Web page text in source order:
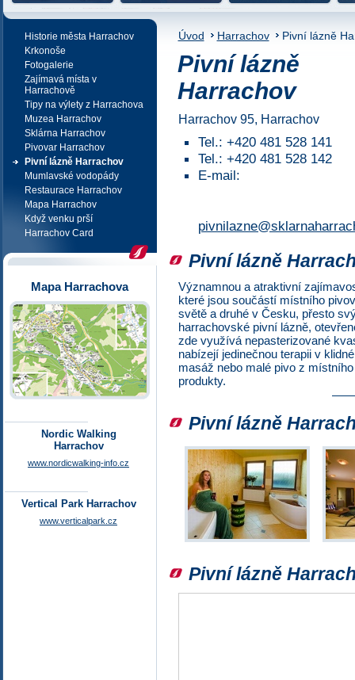
Úvod Harrachov Pivní lázně
Pivní lázně
Harrachov
Harrachov 95, Harrachov
Tel.: +420 481 528 141
Tel.: +420 481 528 142
E-mail:
Pivní lázně
Významnou a atraktivní
které jsou součástí místního
světě a druhé v Česku, přesto
harrachovské pivní lázně,
zde využívá nepasterizované
nabízejí jedinečnou terapii v
masáž nebo malé pivo z
produkty.
Pivní lázně
Pivní lázně
Historie města Harrachov
Krkonoše
Fotogalerie
Zajímavá místa v
Harrachově
Tipy na výlety z Harrachova
Muzea Harrachov
Sklárna Harrachov
Pivovar Harrachov
Pivní lázně Harrachov
Mumlavské vodopády
Restaurace Harrachov
Mapa Harrachov
Když venku prší
Harrachov Card
Mapa Harrachova
Nordic Walking
Harrachov
www.nordicwalking-info.cz
Vertical Park Harrachov
www.verticalpark.cz
REZERVACE